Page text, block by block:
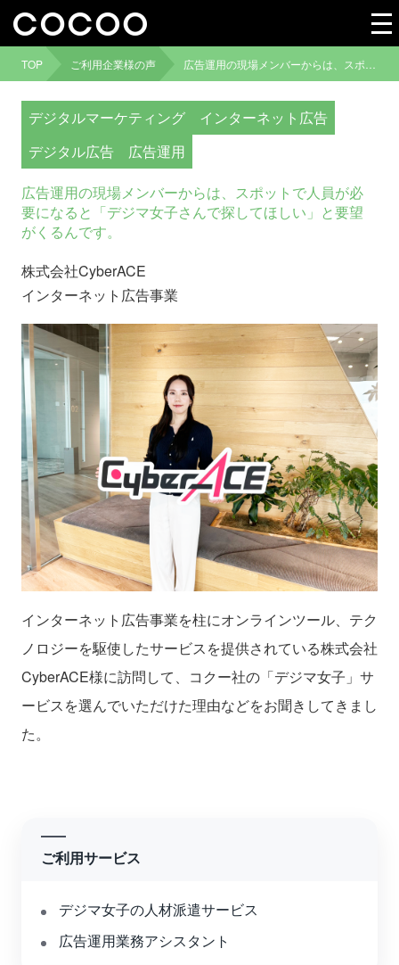
TOP ご利用企業様の声
デジタルマーケティング
インターネット広告
デジタル広告
広告運用
広告運用の現場メンバーからは、スポットで人員が必
要になると「デジマ女子さんで探してほしい」と要望
がくるんです。
株式会社CyberACE
インターネット広告事業
インターネット広告事業を柱にオンラインツール、テク
ノロジーを駆使したサービスを提供されている株式会社
CyberACE様に訪問して、コクー社の「デジマ女子」サ
ービスを選んでいただけた理由などをお聞きしてきまし
た。
ご利用サービス
デジマ女子の人材派遣サービス
広告運用業務アシスタント